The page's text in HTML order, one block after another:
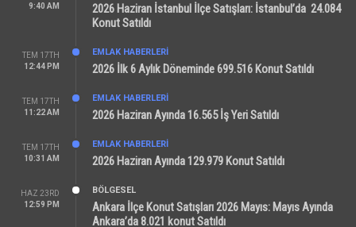
9:40 AM
2026 Haziran İstanbul İlçe Satışları: İstanbul’da 24.084
Konut Satıldı
TEM 17TH
12:44 PM
EMLAK HABERLERI
2026 İlk 6 Aylık Döneminde 699.516 Konut Satıldı
TEM 17TH
11:22 AM
EMLAK HABERLERI
2026 Haziran Ayında 16.565 İş Yeri Satıldı
TEM 17TH
10:31 AM
EMLAK HABERLERI
2026 Haziran Ayında 129.979 Konut Satıldı
HAZ 23RD
12:59 PM
BÖLGESEL
Ankara İlçe Konut Satışları 2026 Mayıs: Mayıs Ayında
Ankara’da 8.021 konut Satıldı